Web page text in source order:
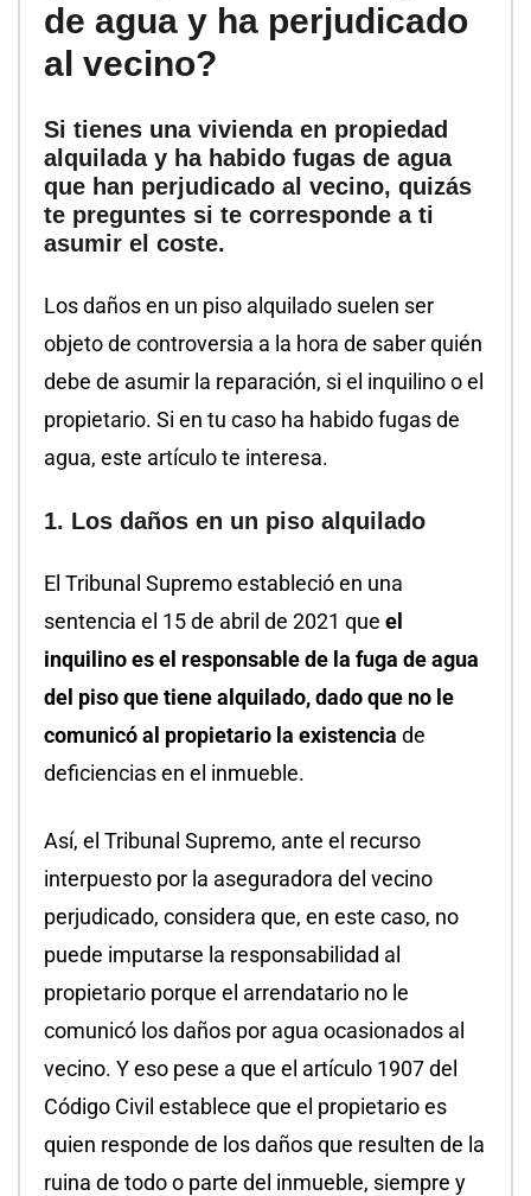
de agua y ha perjudicado
al vecino?
Si tienes una vivienda en propiedad
alquilada y ha habido fugas de agua
que han perjudicado al vecino, quizás
te preguntes si te corresponde a ti
asumir el coste.
Los daños en un piso alquilado suelen ser
objeto de controversia a la hora de saber quién
debe de asumir la reparación, si el inquilino o el
propietario. Si en tu caso ha habido fugas de
agua, este artículo te interesa.
1. Los daños en un piso alquilado
El Tribunal Supremo estableció en una
sentencia el 15 de abril de 2021 que el
inquilino es el responsable de la fuga de agua
del piso que tiene alquilado, dado que no le
comunicó al propietario la existencia de
deficiencias en el inmueble.
Así, el Tribunal Supremo, ante el recurso
interpuesto por la aseguradora del vecino
perjudicado, considera que, en este caso, no
puede imputarse la responsabilidad al
propietario porque el arrendatario no le
comunicó los daños por agua ocasionados al
vecino. Y eso pese a que el artículo 1907 del
Código Civil establece que el propietario es
quien responde de los daños que resulten de la
ruina de todo o parte del inmueble, siempre y